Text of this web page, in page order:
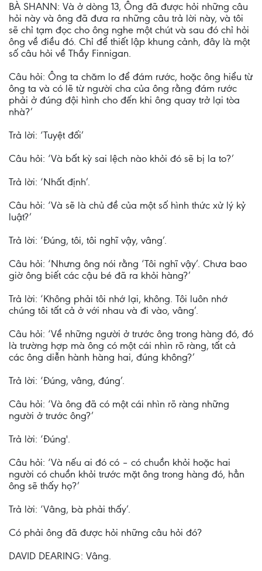
BÀ SHANN: Và ở dòng 13, Ông đã được hỏi những câu
hỏi này và ông đã đưa ra những câu trả lời này, và tôi
sẽ chỉ tạm đọc cho ông nghe một chút và sau đó chỉ hỏi
ông về điều đó. Chỉ để thiết lập khung cảnh, đây là một
số câu hỏi về Thầy Finnigan.
Câu hỏi: Ông ta chăm lo để đám rước, hoặc ông hiểu từ
ông ta và có lẽ từ người cha của ông rằng đám rước
phải ở đúng đội hình cho đến khi ông quay trở lại tòa
nhà?’
Trả lời: ‘Tuyệt đối’
Câu hỏi: ‘Và bất kỳ sai lệch nào khỏi đó sẽ bị la to?’
Trả lời: ‘Nhất định’.
Câu hỏi: ‘Và sẽ là chủ đề của một số hình thức xử lý kỷ
luật?’
Trả lời: ‘Đúng, tôi, tôi nghĩ vậy, vâng’.
Câu hỏi: ‘Nhưng ông nói rằng ‘Tôi nghĩ vậy’. Chưa bao
giờ ông biết các cậu bé đã ra khỏi hàng?’
Trả lời: ‘Không phải tôi nhớ lại, không. Tôi luôn nhớ
chúng tôi tất cả ở với nhau và đi vào, vâng’.
Câu hỏi: ‘Về những người ở trước ông trong hàng đó, đó
là trường hợp mà ông có một cái nhìn rõ ràng, tất cả
các ông diễn hành hàng hai, đúng không?’
Trả lời: ‘Đúng, vâng, đúng’.
Câu hỏi: ‘Và ông đã có một cái nhìn rõ ràng những
người ở trước ông?’
Trả lời: ‘Đúng'.
Câu hỏi: ‘Và nếu ai đó có – có chuồn khỏi hoặc hai
người có chuồn khỏi trước mặt ông trong hàng đó, hẳn
ông sẽ thấy họ?’
Trả lời: ‘Vâng, bà phải thấy’.
Có phải ông đã được hỏi những câu hỏi đó?
DAVID DEARING: Vâng.